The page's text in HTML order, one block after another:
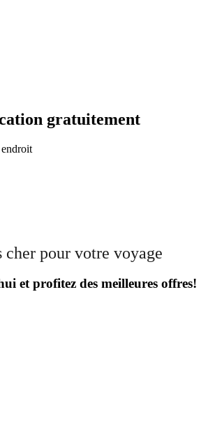
gratuitement
pour votre voyage
et profitez des meilleures offres!